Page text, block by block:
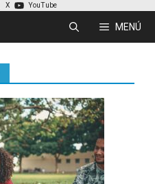
X YouTube
MENÚ